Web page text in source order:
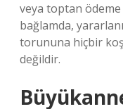
veya toptan ödeme
bağlamda,
torununa hiçbir
değildir.